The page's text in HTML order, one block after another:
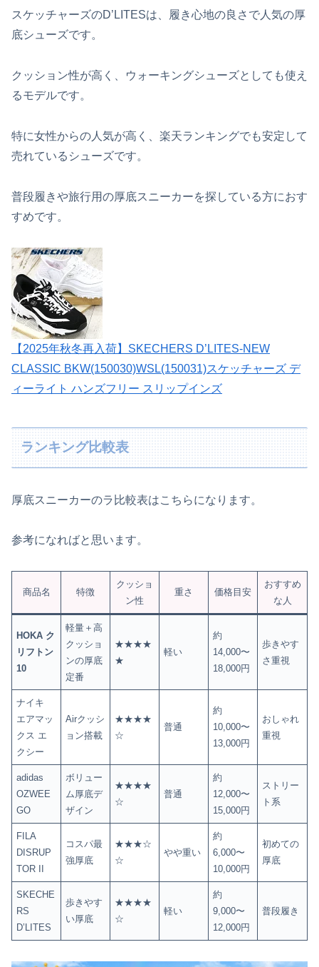
スケッチャーズのD’LITESは、履き心地の良さで人気の厚
底シューズです。
クッション性が高く、ウォーキングシューズとしても使え
るモデルです。
特に女性からの人気が高く、楽天ランキングでも安定して
売れているシューズです。
普段履きや旅行用の厚底スニーカーを探している方におす
すめです。
【2025年秋冬再入荷】SKECHERS D’LITES-NEW
CLASSIC BKW(150030)WSL(150031)スケッチャーズ デ
ィーライト ハンズフリー スリップインズ
ランキング比較表
厚底スニーカーのラ比較表はこちらになります。
参考になればと思います。
商品名 特徴
クッショ
ン性
重さ 価格目安
おすすめ
な人
HOKA ク
リフトン
10
軽量＋高
クッショ
ンの厚底
定番
★★★★
★
軽い
約
14,000〜
18,000円
歩きやす
さ重視
ナイキ
エアマッ
クス エ
クシー
Airクッシ
ョン搭載
★★★★
☆
普通
約
10,000〜
13,000円
おしゃれ
重視
adidas
OZWEE
GO
ボリュー
ム厚底デ
ザイン
★★★★
☆
普通
約
12,000〜
15,000円
ストリー
ト系
FILA
DISRUP
TOR II
コスパ最
強厚底
★★★☆
☆
やや重い
約
6,000〜
10,000円
初めての
厚底
SKECHE
RS
D’LITES
歩きやす
い厚底
★★★★
☆
軽い
約
9,000〜
12,000円
普段履き